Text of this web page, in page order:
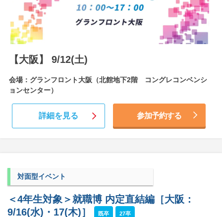
【大阪】 9/12(土)
会場：グランフロント大阪（北館地下2階 コングレコンベンシ
ョンセンター）
詳細を見る 参加予約する
対面型イベント
＜4年生対象＞就職博 内定直結編［大阪：
9/16(水)・17(木)］
既卒 27卒